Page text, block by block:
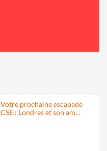
Votre prochaine escapade
CSE : Londres et son am…